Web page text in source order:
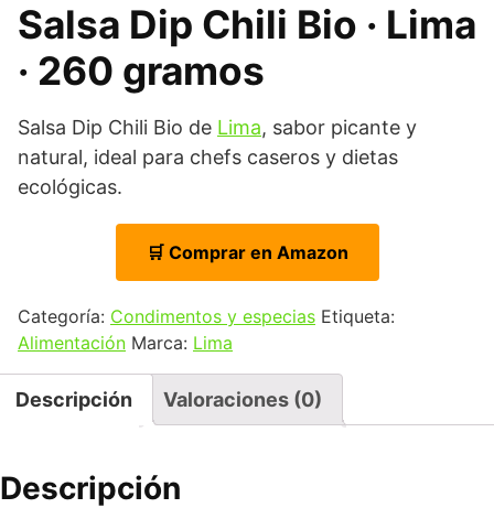
Salsa Dip Chili Bio · Lima
· 260 gramos
Salsa Dip Chili Bio de Lima, sabor picante y
natural, ideal para chefs caseros y dietas
ecológicas.
🛒 Comprar en Amazon
Categoría: Condimentos y especias Etiqueta:
Alimentación Marca: Lima
Descripción Valoraciones (0)
Descripción